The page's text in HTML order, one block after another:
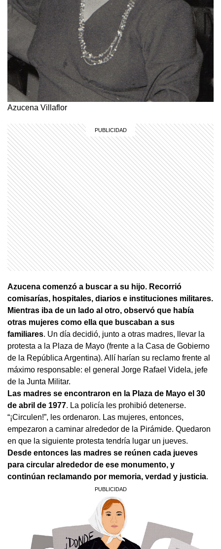
Azucena Villaflor
Azucena comenzó a buscar a su hijo. Recorrió
comisarías, hospitales, diarios e instituciones militares.
Mientras iba de un lado al otro, observó que había
otras mujeres como ella que buscaban a sus
familiares. Un día decidió, junto a otras madres, llevar la
protesta a la Plaza de Mayo (frente a la Casa de Gobierno
de la República Argentina). Allí harían su reclamo frente al
máximo responsable: el general Jorge Rafael Videla, jefe
de la Junta Militar.
Las madres se encontraron en la Plaza de Mayo el 30
de abril de 1977. La policía les prohibió detenerse.
“¡Circulen!”, les ordenaron. Las mujeres, entonces,
empezaron a caminar alrededor de la Pirámide. Quedaron
en que la siguiente protesta tendría lugar un jueves.
Desde entonces las madres se reúnen cada jueves
para circular alrededor de ese monumento, y
continúan reclamando por memoria, verdad y justicia.